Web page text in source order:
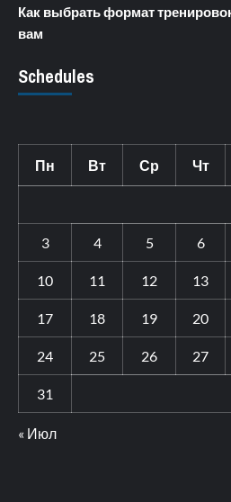
Как выбрать формат
вам
Schedules
Пн Вт Ср Чт
3 4 5 6
10 11 12 13
17 18 19 20
24 25 26 27
31
« Июл